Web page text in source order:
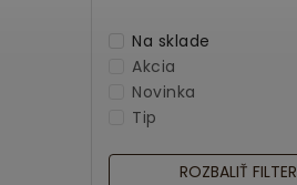
Na sklade
Akcia
Novinka
Tip
ROZBALIŤ FILTER